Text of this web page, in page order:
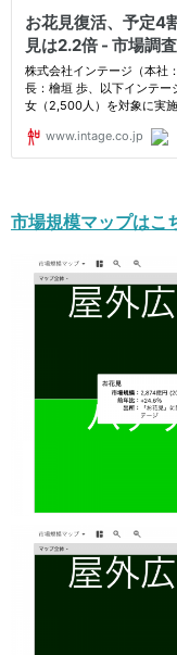
市場規模マップはこ